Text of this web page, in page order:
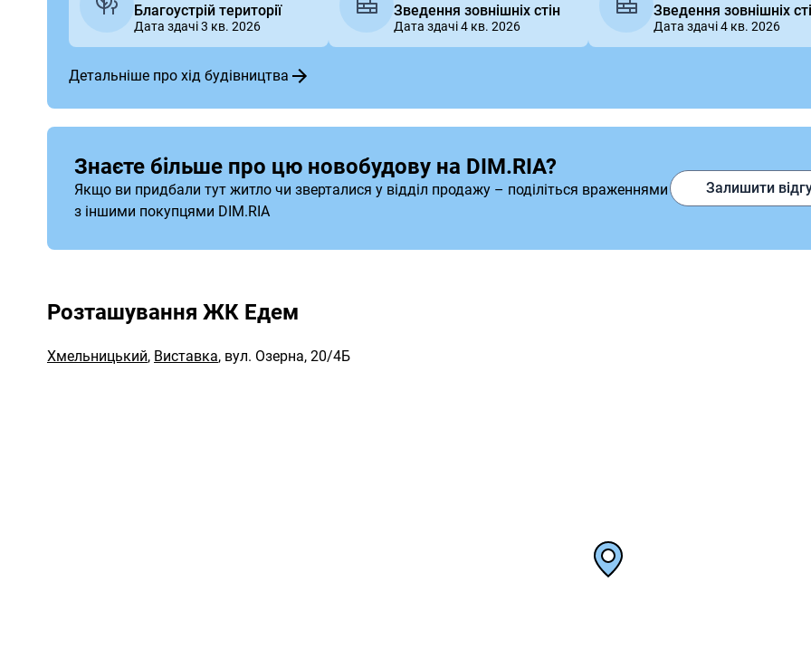
Благоустрій території
Дата здачі 3 кв. 2026
Зведення зовнішніх стін
Дата здачі 4 кв. 2026
Зведення зовнішніх
Дата здачі 4 кв. 2026
Детальніше про хід будівництва
Знаєте більше про цю новобудову на DIM.RIA?
Якщо ви придбали тут житло чи зверталися у відділ продажу – поділіться враженнями
з іншими покупцями DIM.RIA
Залишити
Розташування ЖК Едем
Хмельницький, Виставка, вул. Озерна, 20/4Б